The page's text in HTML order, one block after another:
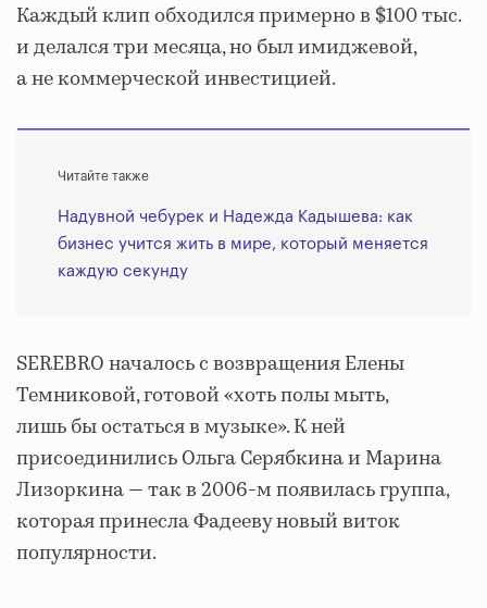
Каждый клип обходился примерно в $100 тыс.
и делался три месяца, но был имиджевой,
а не коммерческой инвестицией.
Читайте также
Надувной чебурек и Надежда Кадышева: как
бизнес учится жить в мире, который меняется
каждую секунду
SEREBRO началось с возвращения Елены
Темниковой, готовой «хоть полы мыть,
лишь бы остаться в музыке». К ней
присоединились Ольга Серябкина и Марина
Лизоркина — так в 2006-м появилась группа,
которая принесла Фадееву новый виток
популярности.